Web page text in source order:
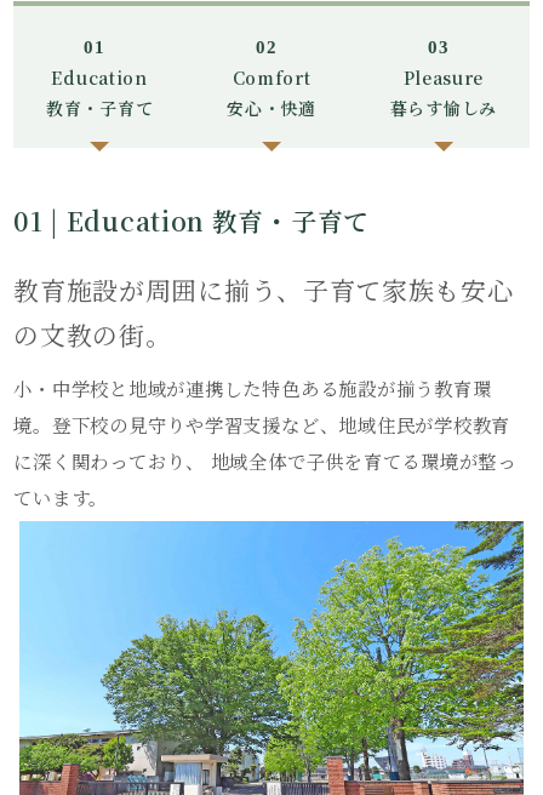
01
Education
教育・子育て
02
Comfort
安心・快適
03
Pleasure
暮らす愉しみ
01 | Education 教育・子育て
教育施設が周囲に揃う、子育て家族も安心
の文教の街。
小・中学校と地域が連携した特色ある施設が揃う教育環
境。登下校の見守りや学習支援など、地域住民が学校教育
に深く関わっており、 地域全体で子供を育てる環境が整っ
ています。